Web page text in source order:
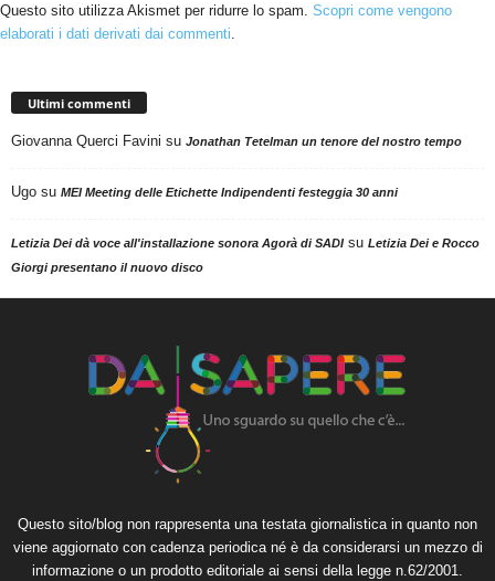
Questo sito utilizza Akismet per ridurre lo spam. Scopri come vengono
elaborati i dati derivati dai commenti.
Ultimi commenti
Giovanna Querci Favini su Jonathan Tetelman un tenore del nostro tempo
Ugo su MEI Meeting delle Etichette Indipendenti festeggia 30 anni
Letizia Dei dà voce all'installazione sonora Agorà di SADIsu Letizia Dei e Rocco
Giorgi presentano il nuovo disco
Questo sito/blog non rappresenta una testata giornalistica in quanto non
viene aggiornato con cadenza periodica né è da considerarsi un mezzo di
informazione o un prodotto editoriale ai sensi della legge n.62/2001.